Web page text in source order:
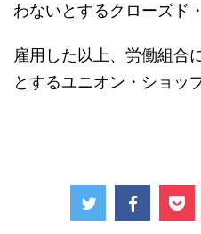
わないとするクローズド
雇用した以上、労働組合
とするユニオン・ショッ